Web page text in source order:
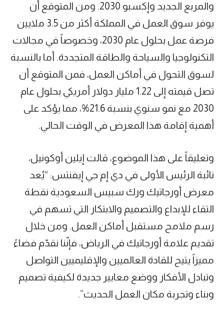
والمربع الجديد وإكسبو 2030. ومن المتوقع أن
يوفر سوق العمل في المملكة أكثر من 3.5 ملايين
فرصة عمل بحلول عام 2030، وخصوصاً في مجالات
التكنولوجيا والسياحة والطاقة المتجددة. أما بالنسبة
لسوق التحول في أماكن العمل، فمن المتوقع أن
تصل قيمته إلى 1.22 مليار دولار أمريكي بحلول عام
2030 مع نمو سنوي بنسبة 21.6%، مما يؤكد على
أهمية إقامة هذا المعرض في الوقت الحالي.
وتعليقاً على هذا الموضوع، قالت إيلين أوكونيل،
نائبة الرئيس الأولى في دي إم جي إيفنتس: “يُعد
معرض أورجاتيك ورك سبيس السعودية نقطة
التقاء للإبداع والتصميم والابتكار التي تسهم في
رسم ملامح مستقبل أماكن العمل. ومن خلال
تقديم علامة أورجاتيك في الرياض، فإنّنا نقدّم فضاءً
مميزاً يتيح للقادة العالميين والإقليميين التواصل
وتبادل الأفكار ووضع معايير جديدة لكيفية تصميم
وبناء وتجربة مكان العمل الحديث”.